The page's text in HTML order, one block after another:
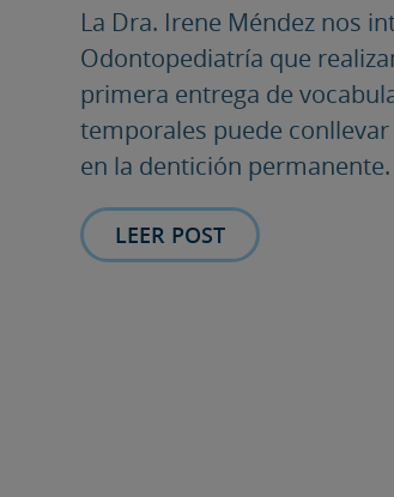
La Dra. Irene Méndez nos
Odontopediatría que
primera entrega de
temporales puede
en la dentición
LEER POST